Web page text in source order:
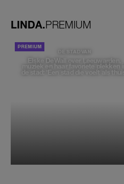
LINDA.PREMIUM
DE STAD VAN
Elske DeWall over Leeuwarden,
muziek en haar favoriete plekken in
de stad: 'Een stad die voelt als thuis'